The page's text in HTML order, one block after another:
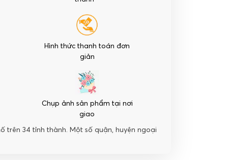
Hình thức thanh toán đơn
giản
Chụp ảnh sản phẩm tại nơi
giao
trên 34 tỉnh thành. Một số quận, huyện ngoại